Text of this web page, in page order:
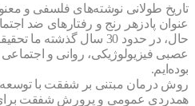
طولانی نوشته‌های فلسفی و
پادزهر رنج و رفتارهای ضد
حال، در حدود 30 سال گذشته ما
فیزیولوژیکی، روانی و اجتماعی
درمان مبتنی بر شفقت با توسعه
عمومی و پرورش شفقت برای